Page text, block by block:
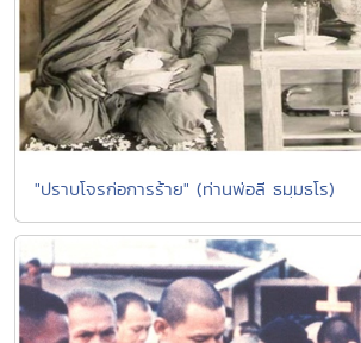
"ปราบโจรก่อการร้าย" (ท่านพ่อลี ธมฺมธโร)